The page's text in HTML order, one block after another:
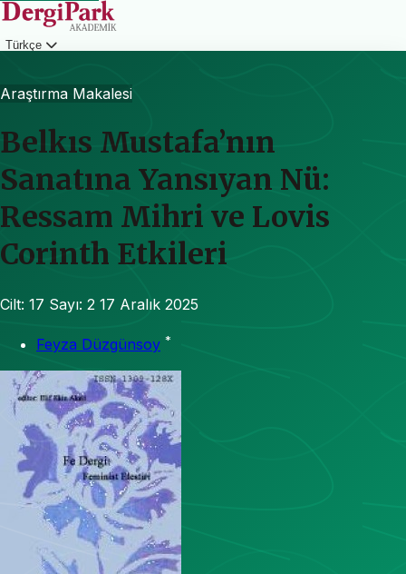
Türkçe
Araştırma Makalesi
Belkıs Mustafa’nın
Sanatına Yansıyan Nü:
Ressam Mihri ve Lovis
Corinth Etkileri
Cilt: 17 Sayı: 2 17 Aralık 2025
Feyza Düzgünsoy *